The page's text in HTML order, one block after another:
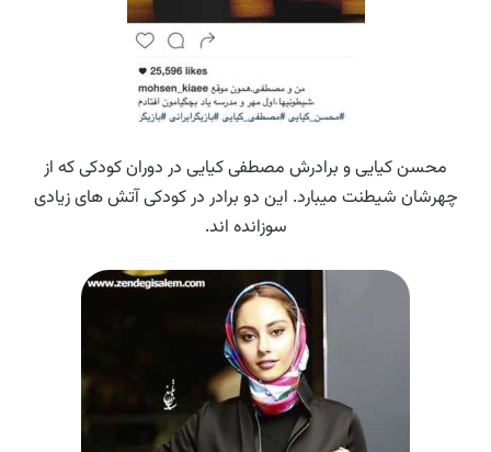
محسن کیایی و برادرش مصطفی کیایی در دوران کودکی که از
چهرشان شیطنت میبارد. این دو برادر در کودکی آتش های زیادی
سوزانده اند.